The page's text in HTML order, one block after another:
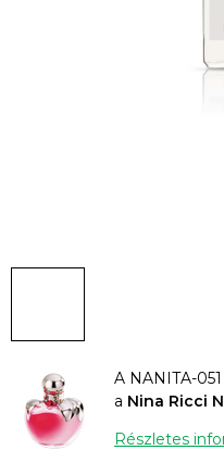
A NANITA-
a Nina Ricci
Részletes